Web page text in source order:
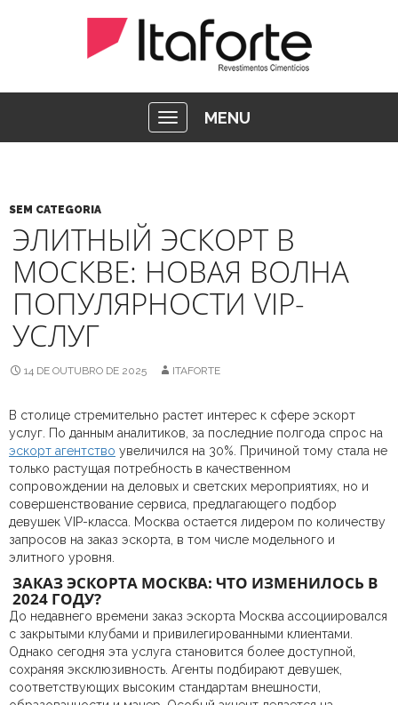
MENU
SEM CATEGORIA
ЭЛИТНЫЙ ЭСКОРТ В
МОСКВЕ: НОВАЯ ВОЛНА
ПОПУЛЯРНОСТИ VIP-
УСЛУГ
14 DE OUTUBRO DE 2025 ITAFORTE
В столице стремительно растет интерес к сфере эскорт
услуг. По данным аналитиков, за последние полгода спрос на
эскорт агентство увеличился на 30%. Причиной тому стала не
только растущая потребность в качественном
сопровождении на деловых и светских мероприятиях, но и
совершенствование сервиса, предлагающего подбор
девушек VIP-класса. Москва остается лидером по количеству
запросов на заказ эскорта, в том числе модельного и
элитного уровня.
ЗАКАЗ ЭСКОРТА МОСКВА: ЧТО ИЗМЕНИЛОСЬ В
2024 ГОДУ?
До недавнего времени заказ эскорта Москва ассоциировался
с закрытыми клубами и привилегированными клиентами.
Однако сегодня эта услуга становится более доступной,
сохраняя эксклюзивность. Агенты подбирают девушек,
соответствующих высоким стандартам внешности,